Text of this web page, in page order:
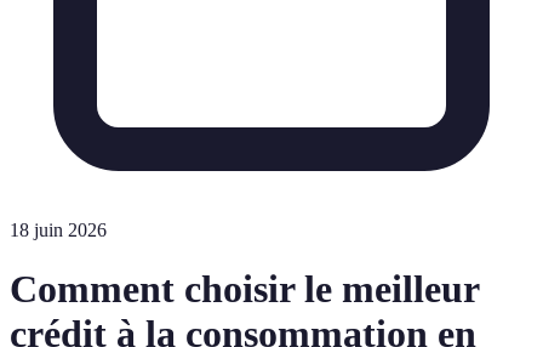
18 juin 2026
Comment choisir le meilleur
crédit à la consommation en